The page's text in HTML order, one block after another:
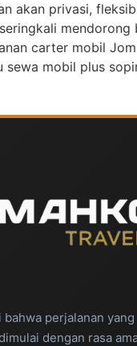
akan privasi,
mendorong
carter mobil
sewa mobil plus
bahwa perjalanan yang
dengan rasa